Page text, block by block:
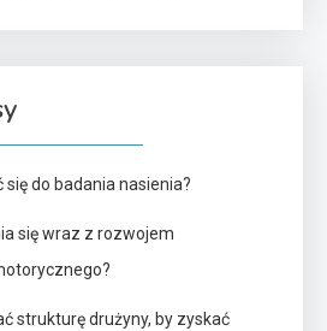
do badania nasienia?
się wraz z rozwojem
strukturę drużyny, by zyskać